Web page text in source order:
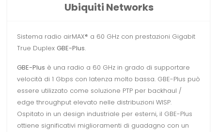
Ubiquiti Networks
Sistema radio airMAX® a 60 GHz con prestazioni Gigabit
True Duplex GBE-Plus.
GBE-Plus è una radio a 60 GHz in grado di supportare
velocità di 1 Gbps con latenza molto bassa. GBE-Plus può
essere utilizzato come soluzione PTP per backhaul /
edge throughput elevato nelle distribuzioni WISP.
Ospitato in un design industriale per esterni, il GBE-Plus
ottiene significativi miglioramenti di guadagno con un